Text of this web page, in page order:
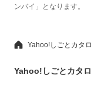
ンバイ」となります。
Yahoo!しごとカタ
Yahoo!しごとカタ